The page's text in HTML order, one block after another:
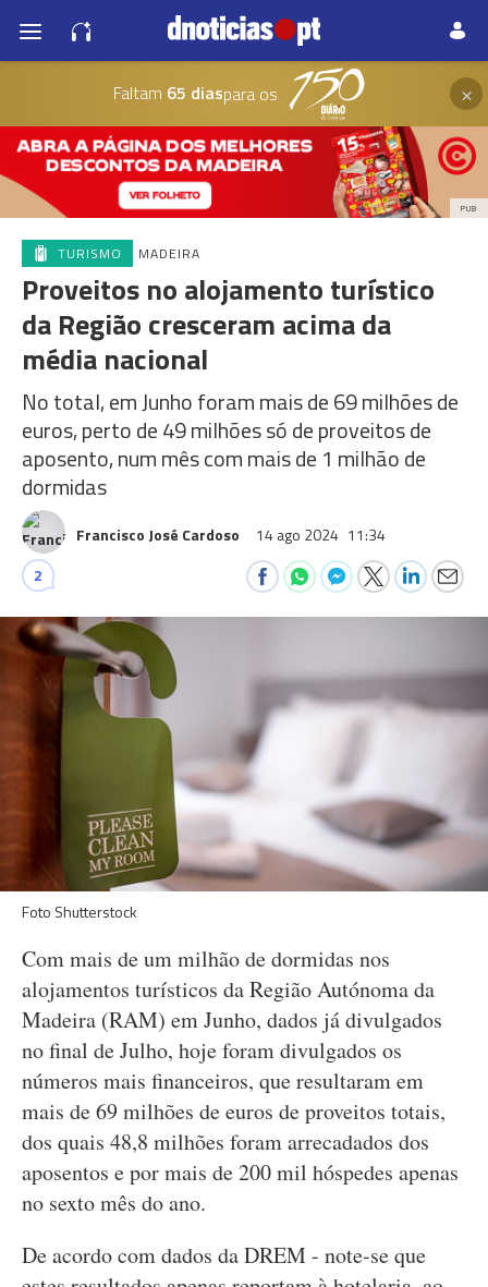
Faltam 65 diaspara os ×
PUB
TURISMO MADEIRA
Proveitos no alojamento turístico
da Região cresceram acima da
média nacional
No total, em Junho foram mais de 69 milhões de
euros, perto de 49 milhões só de proveitos de
aposento, num mês com mais de 1 milhão de
dormidas
Francisco José Cardoso 14 ago 2024 11:34
2
Foto Shutterstock
Com mais de um milhão de dormidas nos
alojamentos turísticos da Região Autónoma da
Madeira (RAM) em Junho, dados já divulgados
no final de Julho, hoje foram divulgados os
números mais financeiros, que resultaram em
mais de 69 milhões de euros de proveitos totais,
dos quais 48,8 milhões foram arrecadados dos
aposentos e por mais de 200 mil hóspedes apenas
no sexto mês do ano.
De acordo com dados da DREM - note-se que